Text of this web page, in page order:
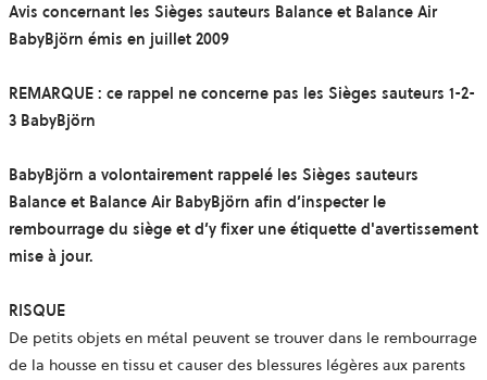
Avis concernant les Sièges sauteurs Balance et Balance Air
BabyBjörn émis en juillet 2009
REMARQUE : ce rappel ne concerne pas les Sièges sauteurs 1-2-
3 BabyBjörn
BabyBjörn a volontairement rappelé les Sièges sauteurs
Balance et Balance Air BabyBjörn afin d’inspecter le
rembourrage du siège et d’y fixer une étiquette d'avertissement
mise à jour.
RISQUE
De petits objets en métal peuvent se trouver dans le rembourrage
de la housse en tissu et causer des blessures légères aux parents